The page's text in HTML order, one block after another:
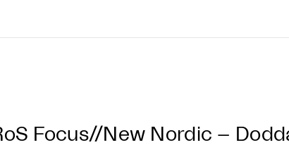
Focus//New Nordic –